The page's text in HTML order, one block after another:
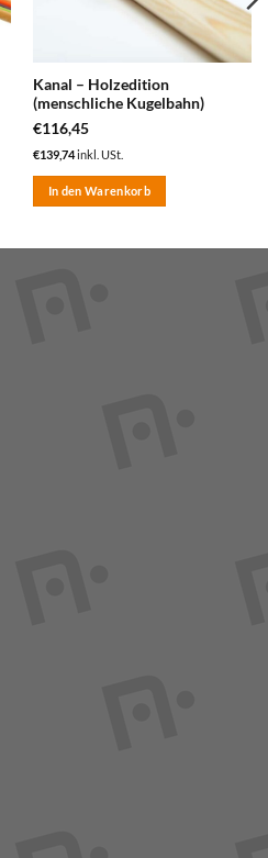
Kanal – Holzedition
(menschliche Kugelbahn)
€116,45
€139,74inkl. USt.
In den Warenkorb